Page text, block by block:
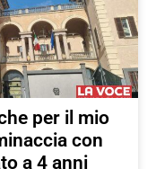
per il mio
con
a 4 anni